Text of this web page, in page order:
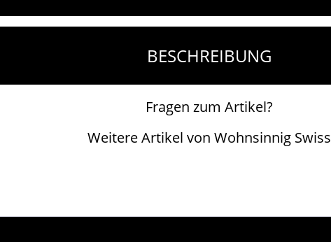
BESCHREIBUNG
Fragen zum Artikel?
Weitere Artikel von Wohnsinnig Swiss